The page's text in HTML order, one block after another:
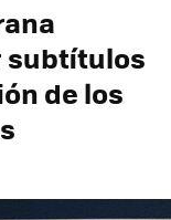
subtítulos
de los